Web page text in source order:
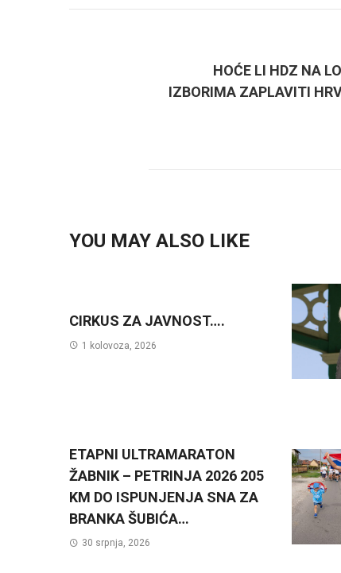
HOĆE LI HDZ NA
IZBORIMA ZAPLAVITI
YOU MAY ALSO LIKE
CIRKUS ZA JAVNOST….
1 kolovoza, 2026
ETAPNI ULTRAMARATON
ŽABNIK – PETRINJA 2026 205
KM DO ISPUNJENJA SNA ZA
BRANKA ŠUBIĆA…
30 srpnja, 2026